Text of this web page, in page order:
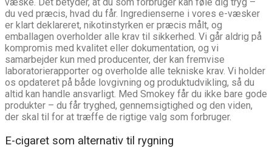
du ved præcis, hvad du får. Ingredienserne i vores e-væsker
er klart deklareret, nikotinstyrken er præcis målt, og
emballagen overholder alle krav til sikkerhed. Vi går aldrig på
kompromis med kvalitet eller dokumentation, og vi
samarbejder kun med producenter, der kan fremvise
laboratorierapporter og overholde alle tekniske krav. Vi holder
os opdateret på både lovgivning og produktudvikling, så du
altid kan handle ansvarligt. Med Smokey får du ikke bare gode
produkter – du får tryghed, gennemsigtighed og den viden,
der skal til for at træffe de rigtige valg som forbruger.
E-cigaret som alternativ til rygning